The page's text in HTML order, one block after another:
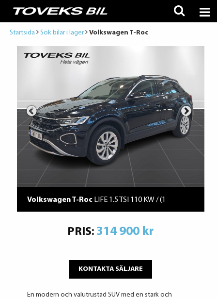
Startsida Sök bilar i lager Volkswagen T-Roc
Volkswagen T-Roc LIFE 1.5 TSI 110 KW / (1
PRIS: 314 900 kr
KONTAKTA SÄLJARE
En modern och välutrustad SUV med en stark och